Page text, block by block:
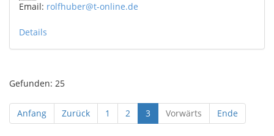
Email: rolfhuber@t-online.de
Details
Gefunden: 25
Anfang Zurück 1 2 3aktuellVorwärts Ende